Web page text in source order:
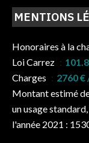
MENTIONS
Honoraires à la
Loi Carrez
Charges
2760 €
Montant estimé
un usage
l'année 2021 :